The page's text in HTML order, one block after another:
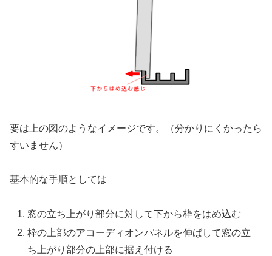
要は上の図のようなイメージです。（分かりにくかったら
すいません）
基本的な手順としては
窓の立ち上がり部分に対して下から枠をはめ込む
枠の上部のアコーディオンパネルを伸ばして窓の立
ち上がり部分の上部に据え付ける